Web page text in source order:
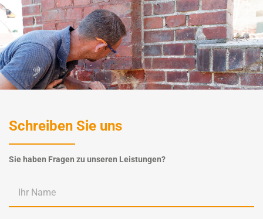
Schreiben Sie uns
Sie haben Fragen zu unseren Leistungen?